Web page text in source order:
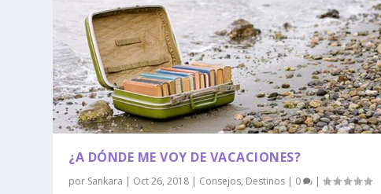
¿A DÓNDE ME VOY DE VACACIONES?
por Sankara | Oct 26, 2018 | Consejos, Destinos | 0 |